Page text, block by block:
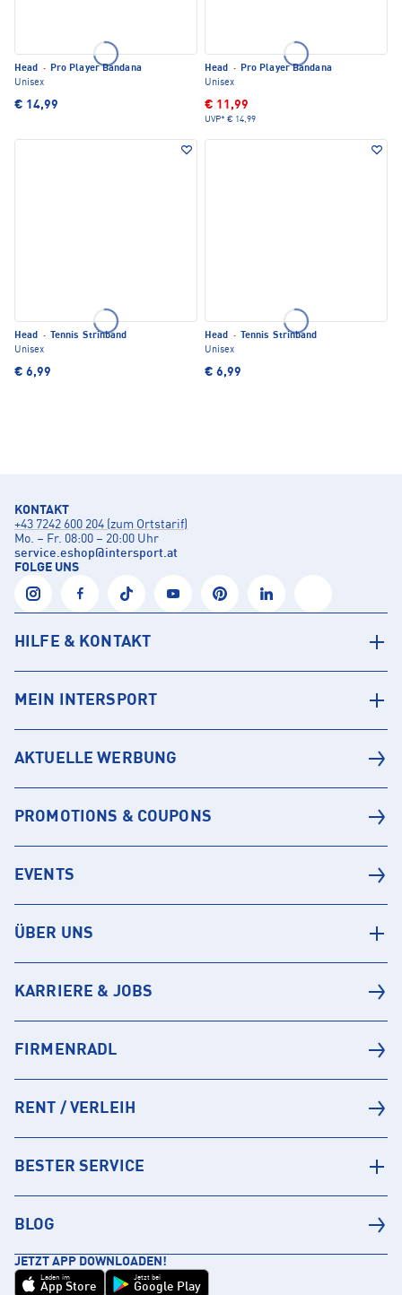
Head · Pro Player Bandana
Unisex
€ 14,99
Head · Pro Player Bandana
Unisex
€ 11,99
UVP* € 14,99
Head ·
Tennis Strinband
Unisex
€ 6,99
Head ·
Tennis Strinband
Unisex
€ 6,99
KONTAKT
+43 7242 600 204 (zum Ortstarif)
Mo. – Fr. 08:00 – 20:00 Uhr
service.eshop@intersport.at
FOLGE UNS
HILFE & KONTAKT
MEIN INTERSPORT
AKTUELLE WERBUNG
PROMOTIONS & COUPONS
EVENTS
ÜBER UNS
KARRIERE & JOBS
FIRMENRADL
RENT / VERLEIH
BESTER SERVICE
BLOG
JETZT APP DOWNLOADEN!
Laden im
App Store
Jetzt bei
Google Play